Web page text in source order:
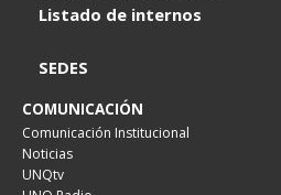
Listado de internos
SEDES
COMUNICACIÓN
Comunicación Institucional
Noticias
UNQtv